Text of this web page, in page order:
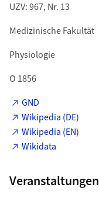
UZV: 967, Nr. 13
Medizinische Fakultät
Physiologie
O 1856
GND
Wikipedia (DE)
Wikipedia (EN)
Wikidata
Veranstaltungen